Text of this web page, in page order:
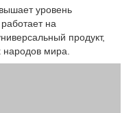
уровень
на
продукт,
народов мира.